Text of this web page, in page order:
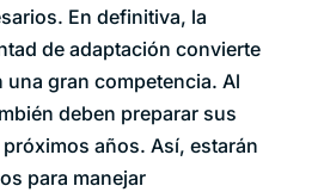
En definitiva, la
de adaptación convierte
una gran competencia. Al
deben preparar sus
años. Así, estarán
para manejar